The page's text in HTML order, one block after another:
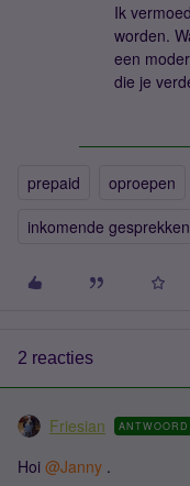
Ik
worden.
een
die je
prepaid oproepen
inkomende gesprekken
2 reacties
Friesian ANTWOORD
Hoi ​ @Janny .